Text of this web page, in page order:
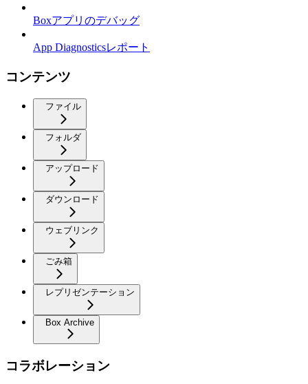
Boxアプリのデバッグ
App Diagnosticsレポート
コンテンツ
ファイル
フォルダ
アップロード
ダウンロード
ウェブリンク
ごみ箱
レプリゼンテーション
Box Archive
コラボレーション